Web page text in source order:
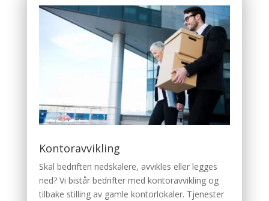
Kontoravvikling
Skal bedriften nedskalere, avvikles eller legges
ned? Vi bistår bedrifter med kontoravvikling og
tilbake stilling av gamle kontorlokaler. Tjenester